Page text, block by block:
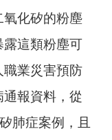
氧化矽的粉塵
這類粉塵可
業災害預防
報資料，從
肺症案例，且